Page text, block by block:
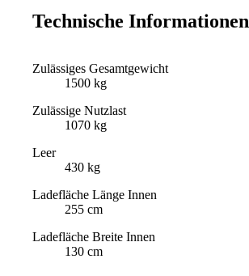
Technische Informationen
Zulässiges Gesamtgewicht
1500 kg
Zulässige Nutzlast
1070 kg
Leer
430 kg
Ladefläche Länge Innen
255 cm
Ladefläche Breite Innen
130 cm